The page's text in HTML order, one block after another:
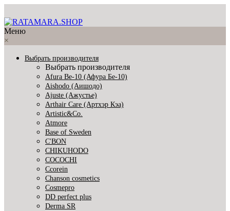
Меню
×
Выбрать производителя
Выбрать производителя
Afura Be-10 (Афура Бе-10)
Aishodo (Аишодо)
Ajuste (Ажустье)
Arthair Care (Артхэр Кэа)
Artistic&Co.
Atmore
Base of Sweden
C'BON
CHIKUHODO
COCOCHI
Ccorein
Chanson cosmetics
Cosmepro
DD perfect plus
Derma SR